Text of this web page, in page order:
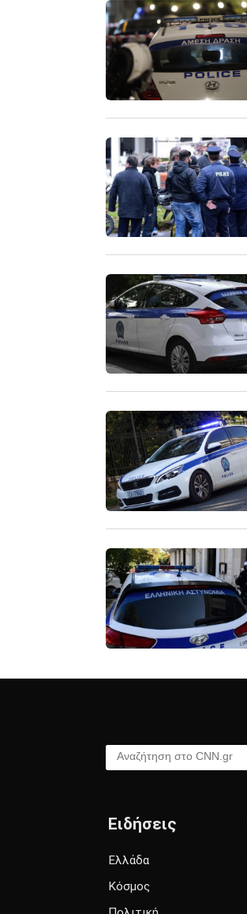
Αναζήτηση στο CNN.gr
Ειδήσεις
Ελλάδα
Κόσμος